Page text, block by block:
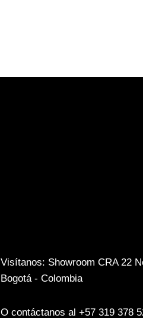
Visítanos: Showroom CRA 22
Bogotá - Colombia
O contáctanos al +57 319 378